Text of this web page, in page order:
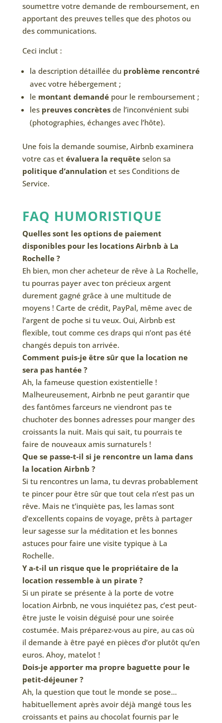
soumettre votre demande de remboursement, en
apportant des preuves telles que des photos ou
des communications.
Ceci inclut :
la description détaillée du problème rencontré
avec votre hébergement ;
le montant demandépour le remboursement ;
les preuves concrètesde l’inconvénient subi
(photographies, échanges avec l’hôte).
Une fois la demande soumise, Airbnb examinera
votre cas et évaluera la requêteselon sa
politique d’annulation et ses Conditions de
Service.
FAQ HUMORISTIQUE
Quelles sont les options de paiement
disponibles pour les locations Airbnb à La
Rochelle ?
Eh bien, mon cher acheteur de rêve à La Rochelle,
tu pourras payer avec ton précieux argent
durement gagné grâce à une multitude de
moyens ! Carte de crédit, PayPal, même avec de
l’argent de poche si tu veux. Oui, Airbnb est
flexible, tout comme ces draps qui n’ont pas été
changés depuis ton arrivée.
Comment puis-je être sûr que la location ne
sera pas hantée ?
Ah, la fameuse question existentielle !
Malheureusement, Airbnb ne peut garantir que
des fantômes farceurs ne viendront pas te
chuchoter des bonnes adresses pour manger des
croissants la nuit. Mais qui sait, tu pourrais te
faire de nouveaux amis surnaturels !
Que se passe-t-il si je rencontre un lama dans
la location Airbnb ?
Si tu rencontres un lama, tu devras probablement
te pincer pour être sûr que tout cela n’est pas un
rêve. Mais ne t’inquiète pas, les lamas sont
d’excellents copains de voyage, prêts à partager
leur sagesse sur la méditation et les bonnes
astuces pour faire une visite typique à La
Rochelle.
Y a-t-il un risque que le propriétaire de la
location ressemble à un pirate ?
Si un pirate se présente à la porte de votre
location Airbnb, ne vous inquiétez pas, c’est peut-
être juste le voisin déguisé pour une soirée
costumée. Mais préparez-vous au pire, au cas où
il demande à être payé en pièces d’or plutôt qu’en
euros. Ahoy, matelot !
Dois-je apporter ma propre baguette pour le
petit-déjeuner ?
Ah, la question que tout le monde se pose…
habituellement après avoir déjà mangé tous les
croissants et pains au chocolat fournis par le